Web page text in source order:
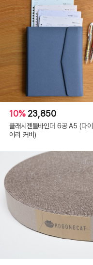
10% 23,850
클래시젠틀바인더 6공 A5 (다이
어리 커버)